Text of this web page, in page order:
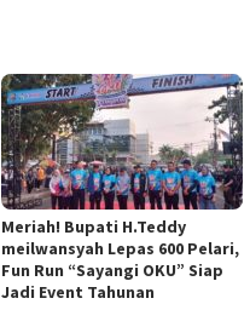
Meriah! Bupati H.Teddy
meilwansyah Lepas 600 Pelari,
Fun Run “Sayangi OKU” Siap
Jadi Event Tahunan